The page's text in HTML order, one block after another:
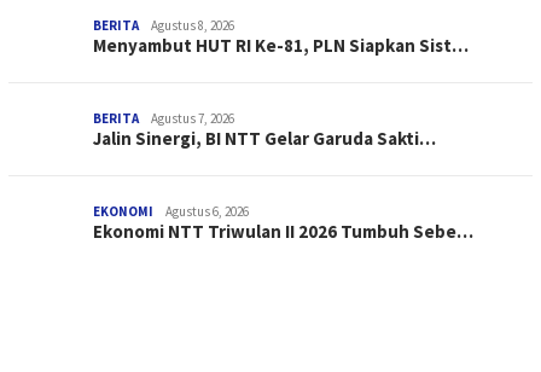
BERITA Agustus 8, 2026
Menyambut HUT RI Ke-81, PLN Siapkan Sist…
BERITA Agustus 7, 2026
Jalin Sinergi, BI NTT Gelar Garuda Sakti…
EKONOMI Agustus 6, 2026
Ekonomi NTT Triwulan II 2026 Tumbuh Sebe…